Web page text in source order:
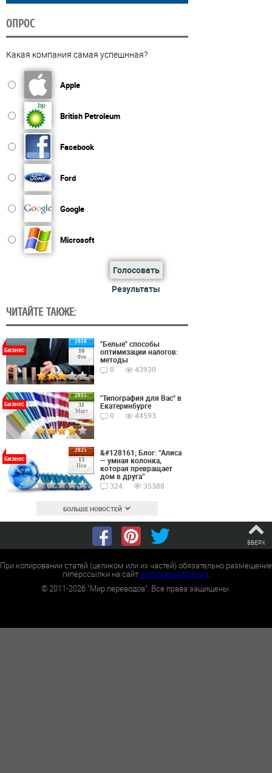
ОПРОС
Какая компания самая успешнная?
Apple
British Petroleum
Facebook
Ford
Google
Microsoft
Голосовать
Результаты
ЧИТАЙТЕ ТАКЖЕ:
2018
10
Фев
Бизнес
"Белые" способы
оптимизации налогов:
методы
0
43930
2015
31
Март
Бизнес
"Типография для Вас" в
Екатеринбурге
0
44593
2025
13
Ноя
Бизнес
&#128161; Блог: “Алиса
— умная колонка,
которая превращает
дом в друга”
324
35388
БОЛЬШЕ НОВОСТЕЙ
ВВЕРХ
При копировании статей (целиком или их частей) обязательно размещение
гиперссылки на сайтworldtranslation.org.
©2011-2026 "Мир переводов". Все права защищены.